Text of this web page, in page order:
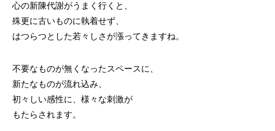
心の新陳代謝がうまく行くと、
殊更に古いものに執着せず、
はつらつとした若々しさが漲ってきますね。
不要なものが無くなったスペースに、
新たなものが流れ込み、
初々しい感性に、様々な刺激が
もたらされます。